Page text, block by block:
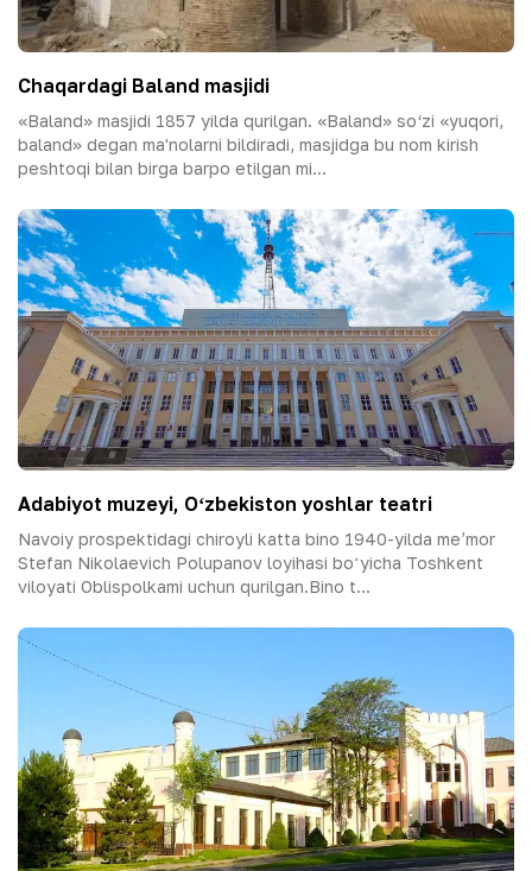
Chaqardagi Baland masjidi
«Baland» masjidi 1857 yilda qurilgan. «Baland» so‘zi «yuqori,
baland» degan ma'nolarni bildiradi, masjidga bu nom kirish
peshtoqi bilan birga barpo etilgan mi...
Adabiyot muzeyi, Oʻzbekiston yoshlar teatri
Navoiy prospektidagi chiroyli katta bino 1940-yilda meʼmor
Stefan Nikolaevich Polupanov loyihasi boʻyicha Toshkent
viloyati Oblispolkami uchun qurilgan.Bino t...